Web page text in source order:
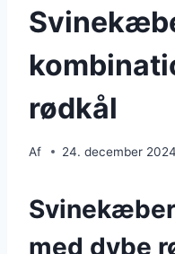
rødkål
Af 24. december 2024
med dybe